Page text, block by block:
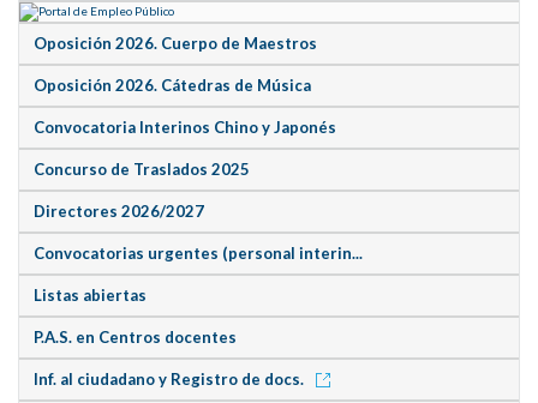
Oposición 2026. Cuerpo de Maestros
Oposición 2026. Cátedras de Música
Convocatoria Interinos Chino y Japonés
Concurso de Traslados 2025
Directores 2026/2027
Convocatorias urgentes (personal interin...
Listas abiertas
P.A.S. en Centros docentes
Inf. al ciudadano y Registro de docs.